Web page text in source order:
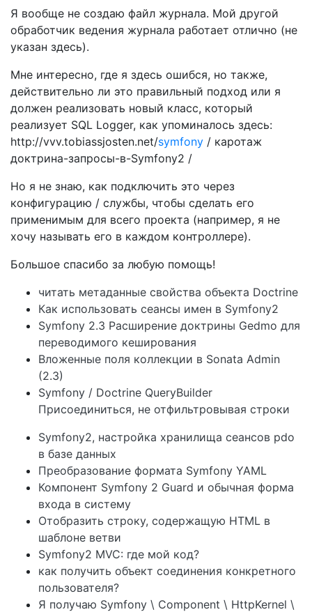
Я вообще не создаю файл журнала. Мой другой
обработчик ведения журнала работает отлично (не
указан здесь).
Мне интересно, где я здесь ошибся, но также,
действительно ли это правильный подход или я
должен реализовать новый класс, который
реализует SQL Logger, как упоминалось здесь:
http://vvv.tobiassjosten.net/symfony / каротаж
доктрина-запросы-в-Symfony2 /
Но я не знаю, как подключить это через
конфигурацию / службы, чтобы сделать его
применимым для всего проекта (например, я не
хочу называть его в каждом контроллере).
Большое спасибо за любую помощь!
читать метаданные свойства объекта Doctrine
Как использовать сеансы имен в Symfony2
Symfony 2.3 Расширение доктрины Gedmo для
переводимого кеширования
Вложенные поля коллекции в Sonata Admin
(2.3)
Symfony / Doctrine QueryBuilder
Присоединиться, не отфильтровывая строки
Symfony2, настройка хранилища сеансов pdo
в базе данных
Преобразование формата Symfony YAML
Компонент Symfony 2 Guard и обычная форма
входа в систему
Отобразить строку, содержащую HTML в
шаблоне ветви
Symfony2 MVC: где мой код?
как получить объект соединения конкретного
пользователя?
Я получаю Symfony \ Component \ HttpKernel \